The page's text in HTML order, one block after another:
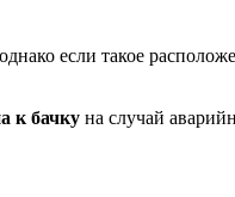
если такое
к бачку на случай